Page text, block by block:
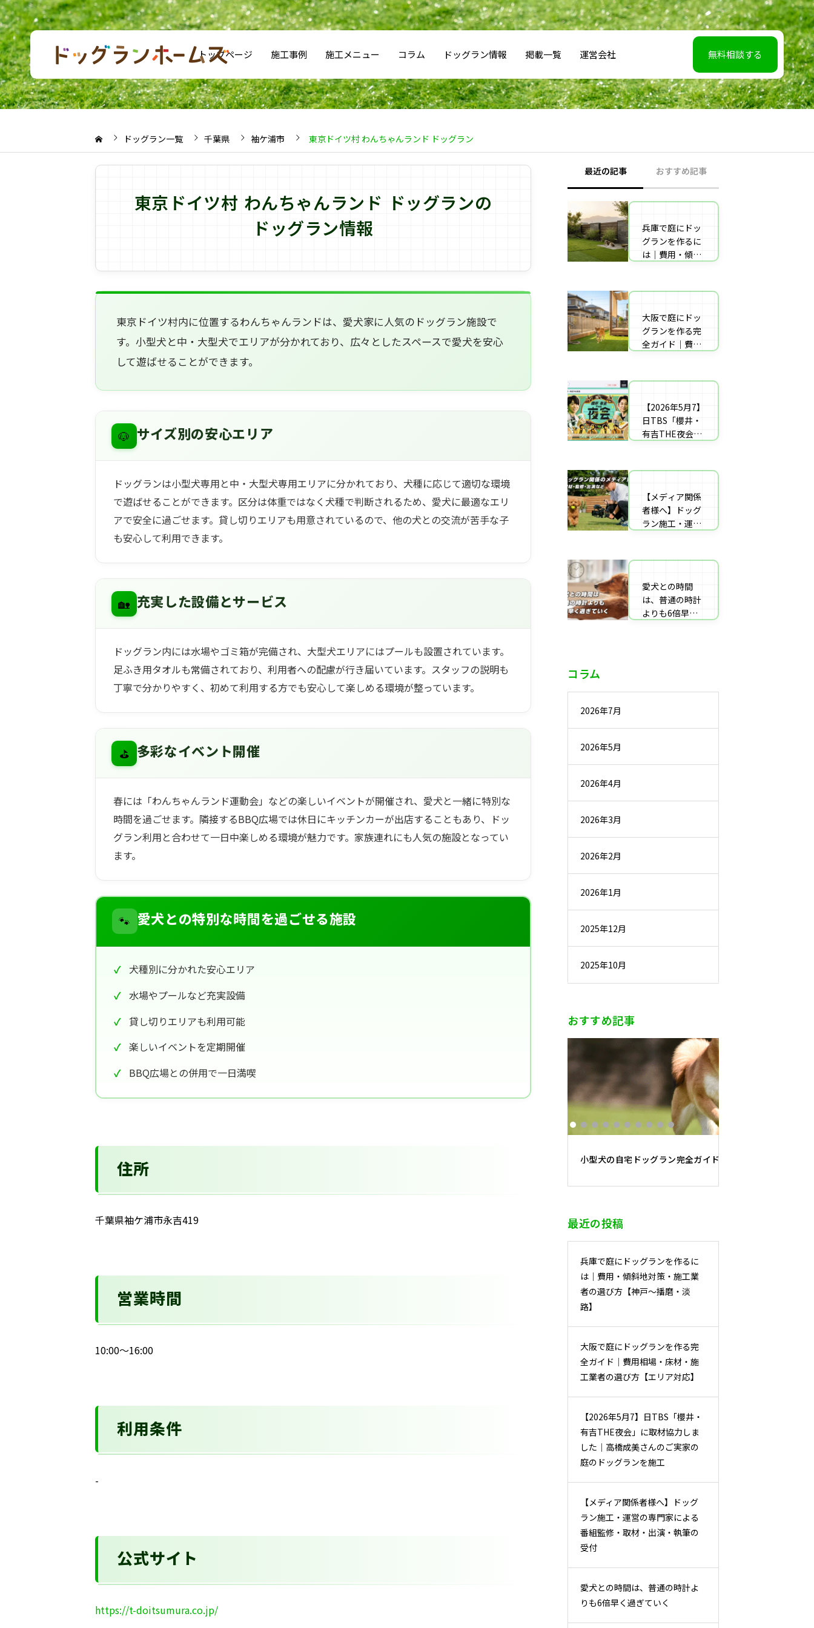
トップページ 施工事例 施工メニュー コラム ドッグラン情報 掲載一覧 運営会社 無料相談する
ドッグラン一覧 千葉県 袖ケ浦市 東京ドイツ村 わんちゃんランド ドッグラン
東京ドイツ村 わんちゃんランド ドッグランの
ドッグラン情報
東京ドイツ村内に位置するわんちゃんランドは、愛犬家に人気のドッグラン施設で
す。小型犬と中・大型犬でエリアが分かれており、広々としたスペースで愛犬を安心
して遊ばせることができます。
🐶 サイズ別の安心エリア
ドッグランは小型犬専用と中・大型犬専用エリアに分かれており、犬種に応じて適切な環境
で遊ばせることができます。区分は体重ではなく犬種で判断されるため、愛犬に最適なエリ
アで安全に過ごせます。貸し切りエリアも用意されているので、他の犬との交流が苦手な子
も安心して利用できます。
🏡 充実した設備とサービス
ドッグラン内には水場やゴミ箱が完備され、大型犬エリアにはプールも設置されています。
足ふき用タオルも常備されており、利用者への配慮が行き届いています。スタッフの説明も
丁寧で分かりやすく、初めて利用する方でも安心して楽しめる環境が整っています。
⛳ 多彩なイベント開催
春には「わんちゃんランド運動会」などの楽しいイベントが開催され、愛犬と一緒に特別な
時間を過ごせます。隣接するBBQ広場では休日にキッチンカーが出店することもあり、ドッ
グラン利用と合わせて一日中楽しめる環境が魅力です。家族連れにも人気の施設となってい
ます。
🐾 愛犬との特別な時間を過ごせる施設
犬種別に分かれた安心エリア
水場やプールなど充実設備
貸し切りエリアも利用可能
楽しいイベントを定期開催
BBQ広場との併用で一日満喫
住所
千葉県袖ケ浦市永吉419
営業時間
10:00～16:00
利用条件
-
公式サイト
https://t-doitsumura.co.jp/
最近の記事 おすすめ記事
兵庫で庭にドッ
グランを作るに
は｜費用・傾斜
戸〜播磨・淡
大阪で庭にドッ
グランを作る完
全ガイド｜費用
【エリア対応】
【2026年5月7】
日TBS「櫻井・
有吉THE夜会」
さんのご実家の
を施工
【メディア関係
者様へ】ドッグ
ラン施工・運営
材・出演・執筆
愛犬との時間
は、普通の時計
よりも6倍早く
【2026年5月7】
日TBS「櫻井・
有吉THE夜会」
さんのご実家の
を施工
庭にドッグラン
をDIY！初心者
でもプロ級に仕
アル
自宅の庭にドッ
グラン計画の完
全ガイド：DIY
デメリット）を
コラム
2026年7月
2026年5月
2026年4月
2026年3月
2026年2月
2026年1月
2025年12月
2025年10月
おすすめ記事
小型犬の自宅ドッグラン完全ガイド｜必要面積・フェンス
最近の投稿
兵庫で庭にドッグランを作るに
は｜費用・傾斜地対策・施工業
者の選び方【神戸〜播磨・淡
路】
大阪で庭にドッグランを作る完
全ガイド｜費用相場・床材・施
工業者の選び方【エリア対応】
【2026年5月7】日TBS「櫻井・
有吉THE夜会」に取材協力しま
した｜高橋成美さんのご実家の
庭のドッグランを施工
【メディア関係者様へ】ドッグ
ラン施工・運営の専門家による
番組監修・取材・出演・執筆の
受付
愛犬との時間は、普通の時計よ
りも6倍早く過ぎていく